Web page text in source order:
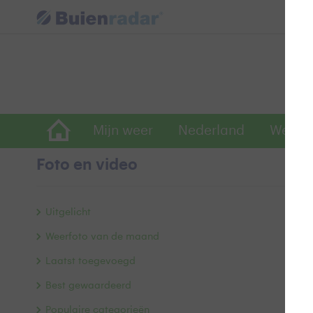
Mijn weer Nederland
Foto en video
Uitgelicht
Weerfoto van de maand
Laatst toegevoegd
Best gewaardeerd
Populaire categorieën